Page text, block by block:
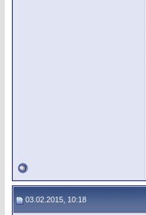
03.02.2015, 10:18